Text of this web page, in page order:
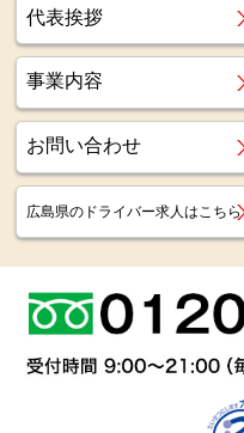
代表挨拶
事業内容
お問い合わせ
広島県のドライバー求人はこちら